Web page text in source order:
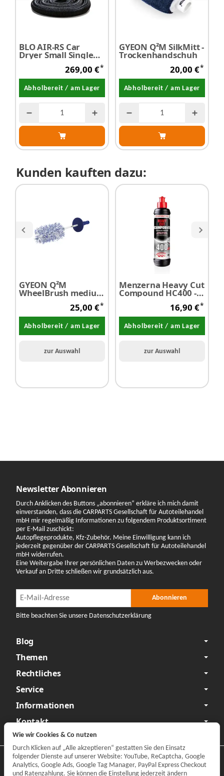
BLO AIR-RS Car
Dryer Small Single
Unit - Luftrockner
269,00 €*
Abholbereit / am Lager
GYEON Q²M SilkMitt -
Trockenhandschuh
20,00 €*
Abholbereit / am Lager
Kunden kauften dazu:
GYEON Q²M
WheelBrush medium
25,00 €*
Abholbereit / am Lager
zur Auswahl
Menzerna Heavy Cut
Compound HC400 -
Schleifpaste 250 ml
16,90 €*
Abholbereit / am Lager
zur Auswahl
Newsletter Abonnieren
Durch Anklicken des Buttons „abonnieren“ erkläre ich mich damit
einverstanden, dass die CARPARTS Gesellschaft für Autoteilehandel
mbH mir regelmäßig Informationen zu folgendem Produktsortiment
per E-Mail zuschickt:
Autopflegeprodukte, Kfz-Zubehör. Meine Einwilligung kann ich
jederzeit gegenüber der CARPARTS Gesellschaft für Autoteilehandel
mbH widerrufen.
Eine Weitergabe Ihrer persönlichen Daten zu Werbezwecken oder
Verkauf an Dritte schließen wir grundsätzlich aus.
Newsletter Abonnieren Abonnieren
Bitte beachten Sie unsere Datenschutzerklärung
Blog
Themen
Rechtliches
Service
Informationen
Kontakt
Datenschutzerklärung•Impressum
Wie wir Cookies & Co nutzen
Durch Klicken auf „Alle akzeptieren“ gestatten Sie den Einsatz
folgender Dienste auf unserer Website: YouTube, ReCaptcha, Google
Analytics, Google Ads, Google Tag Manager, PayPal Express Checkout
und Ratenzahlung. Sie können die Einstellung jederzeit ändern